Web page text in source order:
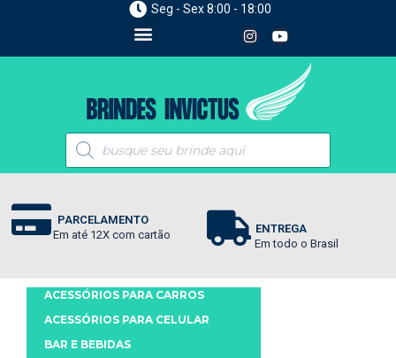
Seg - Sex 8:00 - 18:00
PARCELAMENTO
Em até 12X com cartão
ENTREGA
Em todo o Brasil
ACESSÓRIOS PARA CARROS
ACESSÓRIOS PARA CELULAR
BAR E BEBIDAS